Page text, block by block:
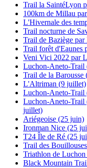
Trail la SaintéLyon
100km de Millau
L'Hivernale des
Trail nocturne de
Trail de Baziège
Trail forêt d'Eaunes
Veni Vici 2022 par
Luchon-Aneto-
Trail de la Barousse
L'Altriman (9 juillet)
Luchon-Aneto-
Luchon-Aneto-
juillet)
Ariégeoise (25 juin)
Ironman Nice (25
T24 Île de Ré (25
Trail des
Triathlon de
Black Mountain